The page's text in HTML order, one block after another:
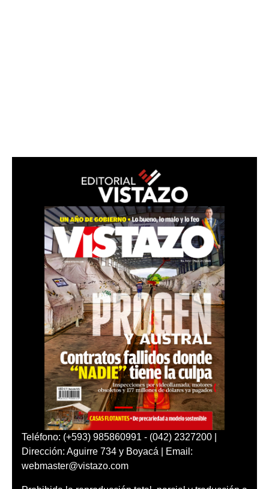
Teléfono: (+593) 985860991 - (042) 2327200 |
Dirección: Aguirre 734 y Boyacá | Email:
webmaster@vistazo.com